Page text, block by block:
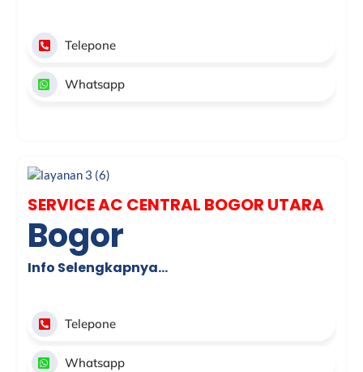
Telepone
Whatsapp
SERVICE AC CENTRAL BOGOR UTARA
Bogor
Info Selengkapnya…
Telepone
Whatsapp